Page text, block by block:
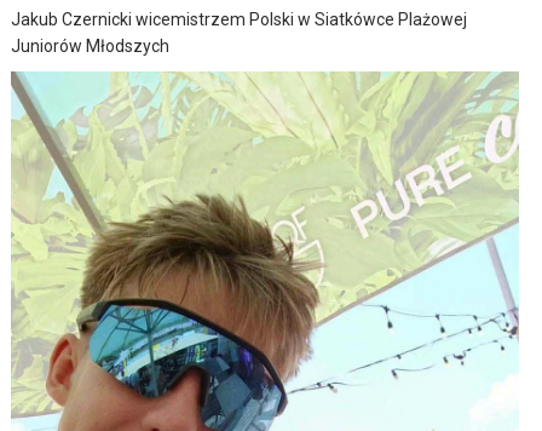
Jakub Czernicki wicemistrzem Polski w Siatkówce Plażowej
Juniorów Młodszych